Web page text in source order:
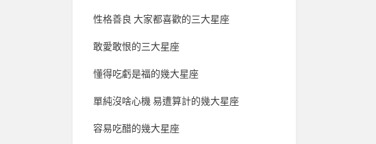
性格善良 大家都喜歡的三大星座
敢愛敢恨的三大星座
懂得吃虧是福的幾大星座
單純沒啥心機 易遭算計的幾大星座
容易吃醋的幾大星座